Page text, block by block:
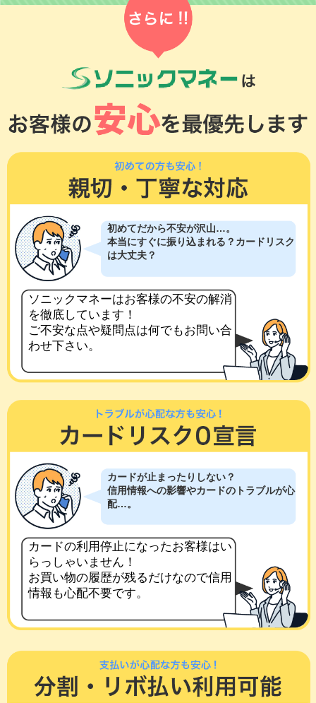
初めてだから不安が沢山…。
本当にすぐに振り込まれる？カードリスク
は大丈夫？
ソニックマネーはお客様の不安の解消
を徹底しています！
ご不安な点や疑問点は何でもお問い合
わせ下さい。
カードが止まったりしない？
信用情報への影響やカードのトラブルが心
配…。
カードの利用停止になったお客様はい
らっしゃいません！
お買い物の履歴が残るだけなので信用
情報も心配不要です。